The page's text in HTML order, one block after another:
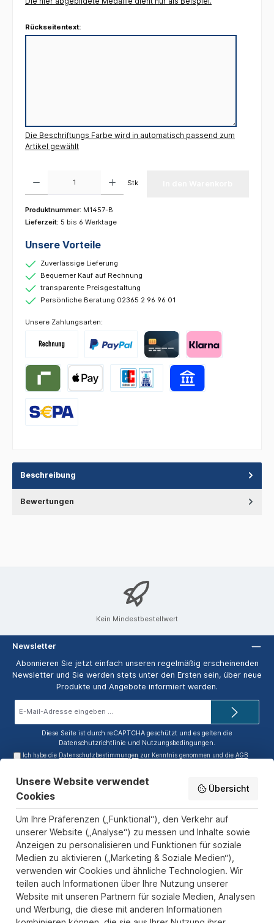
Rückseitentext:
Die Beschriftungs Farbe wird in automatisch passend zum
Artikel gewählt
Stk
Produktnummer: M1457-B
Lieferzeit: 5 bis 6 Werktage
Unsere Vorteile
Zuverlässige Lieferung
Bequemer Kauf auf Rechnung
transparente Preisgestaltung
Persönliche Beratung 02365 2 96 96 01
Unsere Zahlungsarten:
Beschreibung
Bewertungen
Kein Mindestbestellwert
Newsletter
Abonnieren Sie jetzt einfach unseren regelmäßig erscheinenden
Newsletter und Sie werden stets unter den Ersten sein, über neue
Produkte und Angebote informiert werden.
Diese Seite ist durch reCAPTCHA geschützt und es gelten die
Datenschutzrichtlinie und Nutzungsbedingungen.
Ich habe die Datenschutzbestimmungen zur Kenntnis genommen und dieAGB
Service-Hotline
Informationen
Zahlungs- und Versandarten
Sicher Einkaufen
Über uns
Der Pokal & Vereinsbedarf Onlineshop PokalExpress in Marl ist
Ihr Spezialist für Pokale, Medaillen und Trophäen aus Glas und
Resin, mit einem Fokus auf Säulenpokalen. Unser herausragender
Unsere Website verwendet
Cookies
Übersicht
Um Ihre Präferenzen („Funktional“), den Verkehr auf
unserer Website („Analyse“) zu messen und Inhalte sowie
Anzeigen zu personalisieren und Funktionen für soziale
Medien zu aktivieren („Marketing & Soziale Medien“),
verwenden wir Cookies und ähnliche Technologien. Wir
teilen auch Informationen über Ihre Nutzung unserer
Website mit unseren Partnern für soziale Medien, Analysen
und Werbung, die diese mit anderen Informationen